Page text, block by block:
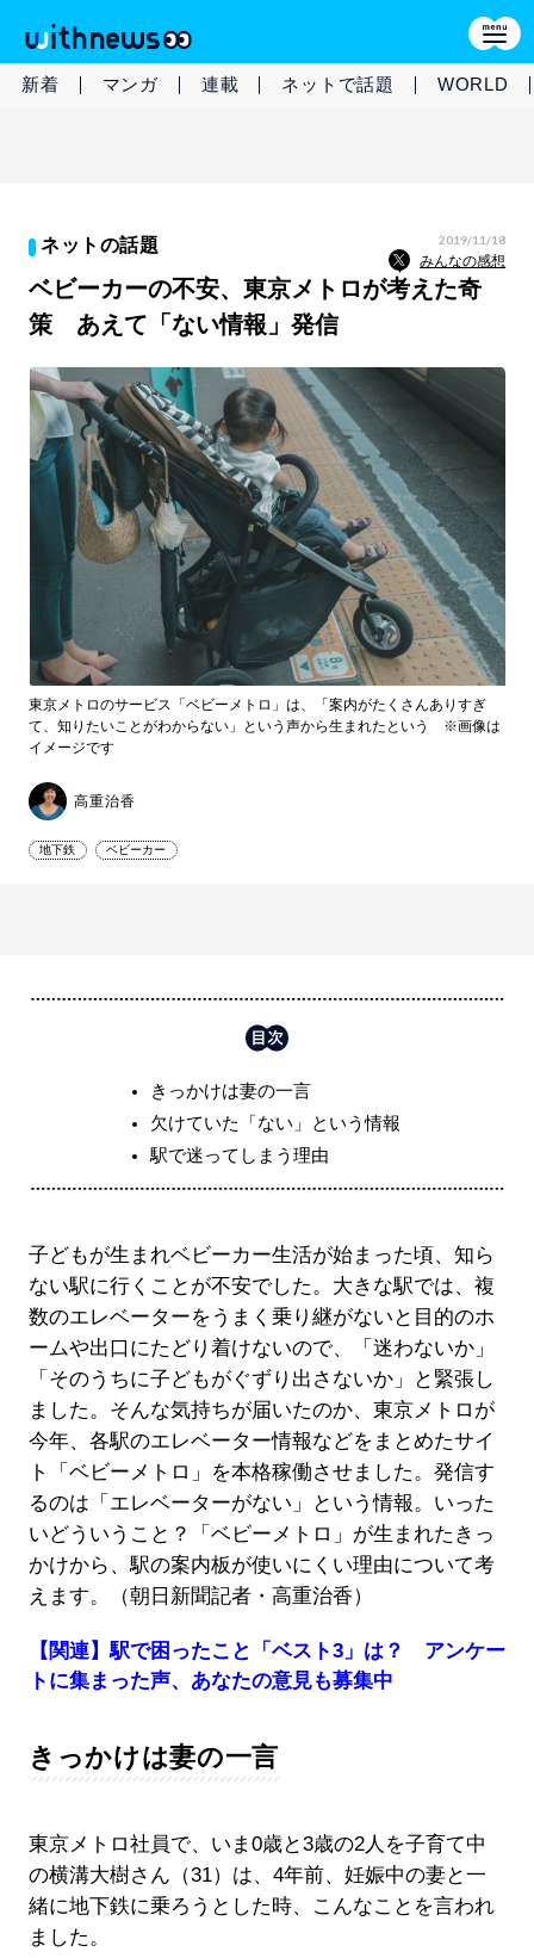
新着 マンガ 連載 ネットで話題 WORLD
ネットの話題 2019/11/18
みんなの感想
ベビーカーの不安、東京メトロが考えた奇
策 あえて「ない情報」発信
東京メトロのサービス「ベビーメトロ」は、「案内がたくさんありすぎ
て、知りたいことがわからない」という声から生まれたという ※画像は
イメージです
高重治香
地下鉄 ベビーカー
きっかけは妻の一言
欠けていた「ない」という情報
駅で迷ってしまう理由
子どもが生まれベビーカー生活が始まった頃、知ら
ない駅に行くことが不安でした。大きな駅では、複
数のエレベーターをうまく乗り継がないと目的のホ
ームや出口にたどり着けないので、「迷わないか」
「そのうちに子どもがぐずり出さないか」と緊張し
ました。そんな気持ちが届いたのか、東京メトロが
今年、各駅のエレベーター情報などをまとめたサイ
ト「ベビーメトロ」を本格稼働させました。発信す
るのは「エレベーターがない」という情報。いった
いどういうこと？「ベビーメトロ」が生まれたきっ
かけから、駅の案内板が使いにくい理由について考
えます。（朝日新聞記者・高重治香）
【関連】駅で困ったこと「ベスト3」は？ アンケー
トに集まった声、あなたの意見も募集中
きっかけは妻の一言
東京メトロ社員で、いま0歳と3歳の2人を子育て中
の横溝大樹さん（31）は、4年前、妊娠中の妻と一
緒に地下鉄に乗ろうとした時、こんなことを言われ
ました。